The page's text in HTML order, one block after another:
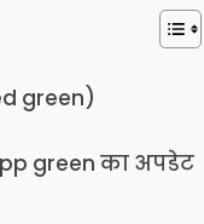
green)
green का अपडेट